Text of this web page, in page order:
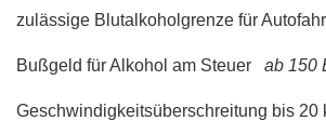
zulässige Blutalkoholgrenze für
Bußgeld für Alkohol am Steuer ab 150
Geschwindigkeitsüberschreitung bis